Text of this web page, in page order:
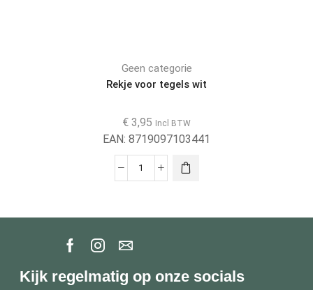
Geen categorie
Rekje voor tegels wit
€ 3,95 Incl BTW
EAN: 8719097103441
Kijk regelmatig op onze socials